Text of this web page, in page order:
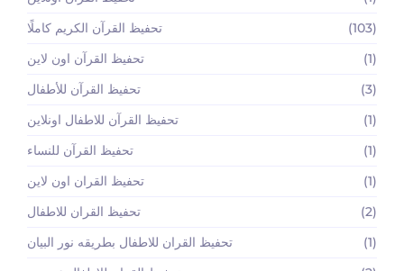
تحفيظ القرآن الكريم كاملًا
(103)
تحفيظ القرآن اون لاين
(1)
تحفيظ القرآن للأطفال
(3)
تحفيظ القرآن للاطفال اونلاين
(1)
تحفيظ القرآن للنساء
(1)
تحفيظ القران اون لاين
(1)
تحفيظ القران للاطفال
(2)
تحفيظ القران للاطفال بطريقه نور البيان
(1)